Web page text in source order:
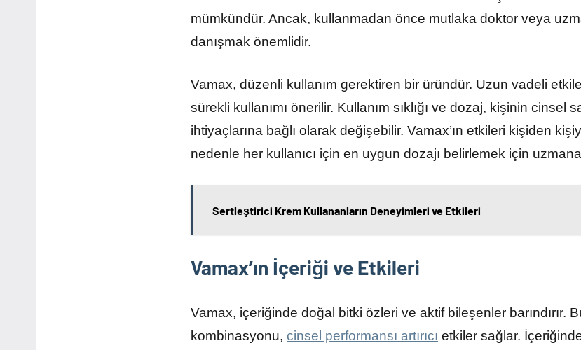
mümkündür. Ancak, kullanmadan önce mutlaka doktor veya
danışmak önemlidir.
Vamax, düzenli kullanım gerektiren bir üründür. Uzun vadeli
sürekli kullanımı önerilir. Kullanım sıklığı ve dozaj, kişinin cinsel
ihtiyaçlarına bağlı olarak değişebilir. Vamax’ın etkileri kişiden
nedenle her kullanıcı için en uygun dozajı belirlemek için
Sertleştirici Krem Kullananların Deneyimleri ve Etkileri
Vamax’ın İçeriği ve Etkileri
Vamax, içeriğinde doğal bitki özleri ve aktif bileşenler barındırır.
kombinasyonu, cinsel performansı artırıcı etkiler sağlar.